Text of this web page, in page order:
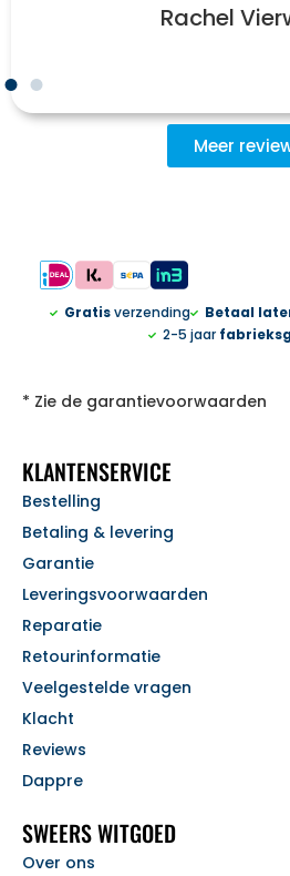
Rachel
Meer
Gratisverzending Betaal
2-5 jaar
* Zie de garantievoorwaarden
KLANTENSERVICE
Bestelling
Betaling & levering
Garantie
Leveringsvoorwaarden
Reparatie
Retourinformatie
Veelgestelde vragen
Klacht
Reviews
Dappre
SWEERS WITGOED
Over ons